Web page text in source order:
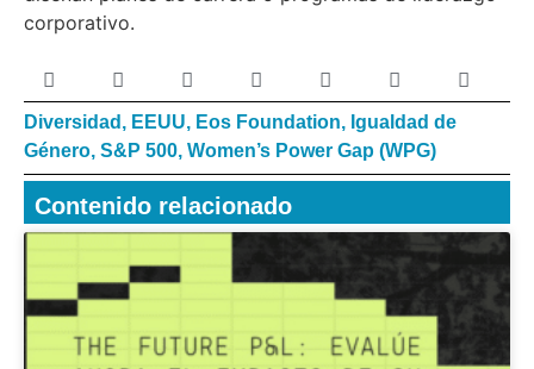
corporativo.
Diversidad , EEUU, Eos Foundation, Igualdad de
Género, S&P 500, Women’s Power Gap (WPG)
Contenido relacionado